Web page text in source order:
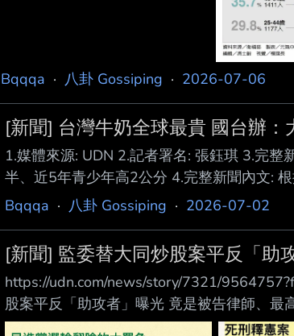
Bqqqa · 八卦 Gossiping · 2026-07-06
[新聞] 台灣牛奶全球最貴 國台辦：
1.媒體來源: UDN 2.記者署名: 張鈺琪 3.完
半、近5年青少年高2公分 4.完整新聞內文:
榜，台灣牛奶零售價格以每公升 3.07美元（
54元），約為 台灣奶價的一半。她也批評
暴露 ，就立刻「甩鍋大陸」。
Bqqqa · 八卦 Gossiping · 2026-07-02
[新聞] 監委替大同炒股案平反「助
https://udn.com/news/story/7321/
股案平反「助攻者」曝光 竟是被告律師、
舜／台北即時報導 台商鄭文逸炒作大同公